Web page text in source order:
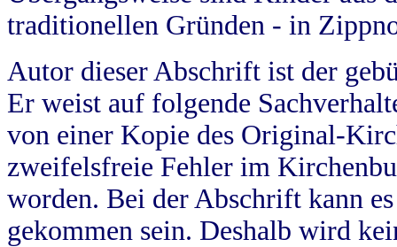
traditionellen Gründen - in
Autor dieser Abschrift ist der
Er weist auf folgende
von einer Kopie des Original-
zweifelsfreie Fehler im
worden. Bei der Abschrift kann
gekommen sein. Deshalb wird